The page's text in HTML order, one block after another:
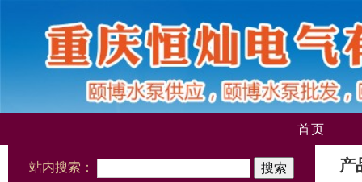
首页
站内搜索： 产